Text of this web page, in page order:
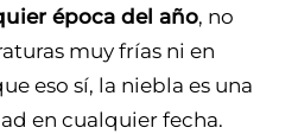
época del año, no
muy frías ni en
eso sí, la niebla es una
en cualquier fecha.